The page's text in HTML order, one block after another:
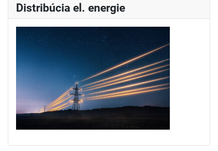
Distribúcia el. energie